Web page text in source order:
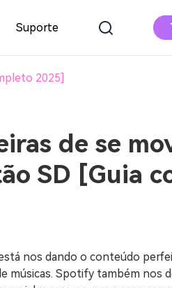
Baixar o Apple Music
SuporteDOWNLOAD
2025]
de se
SD [Guia
nos dando o conteúdo
músicas. Spotify também nos